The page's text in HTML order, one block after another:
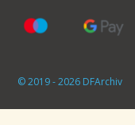
© 2019 - 2026 DFArchiv